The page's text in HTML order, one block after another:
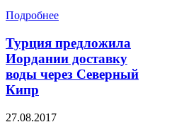
Подробнее
Турция предложила
Иордании доставку
воды через Северный
Кипр
27.08.2017